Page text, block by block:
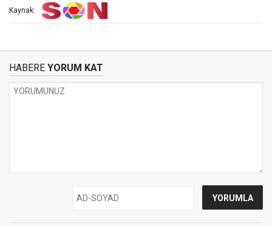
Kaynak:
HABERE YORUM KAT